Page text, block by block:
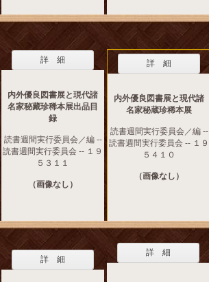
詳 細
内外優良図書展と現代諸
名家秘藏珍稀本展出品目
録
読書週間実行委員会／編 --
読書週間実行委員会 -- １９
５３１１
（画像なし）
詳 細
内外優良図書展と現代諸
名家秘蔵珍稀本展
読書週間実行委員会／編 --
読書週間実行委員会 -- １９
５４１０
（画像なし）
詳 細
詳 細